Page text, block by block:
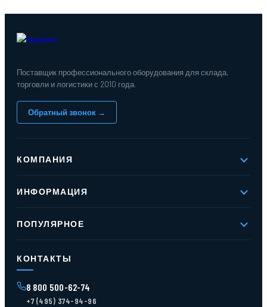
Поставщик профессионального оборудования для склада,
торговли и логистики с 2010 года.
Обратный звонок →
КОМПАНИЯ
Реквизиты
Контакты
ИНФОРМАЦИЯ
Доставка и оплата
ПОПУЛЯРНОЕ
Контейнеры для отходов
Поддоны
Ящики пластиковые
Тара пласт. и металл.
КОНТАКТЫ
8 800 500-62-74
+7 (495) 374-94-96